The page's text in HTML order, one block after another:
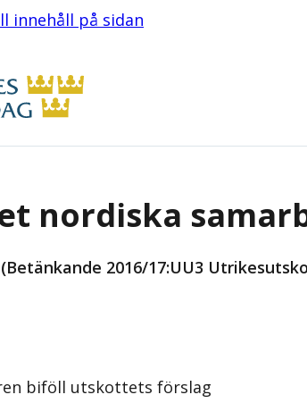
innehåll på sidan
nordiska
2016/17:UU3
biföll utskottets förslag